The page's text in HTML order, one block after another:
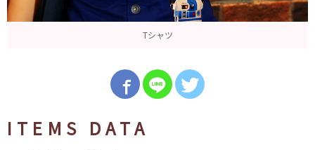
Tシャツ
ITEMS DATA